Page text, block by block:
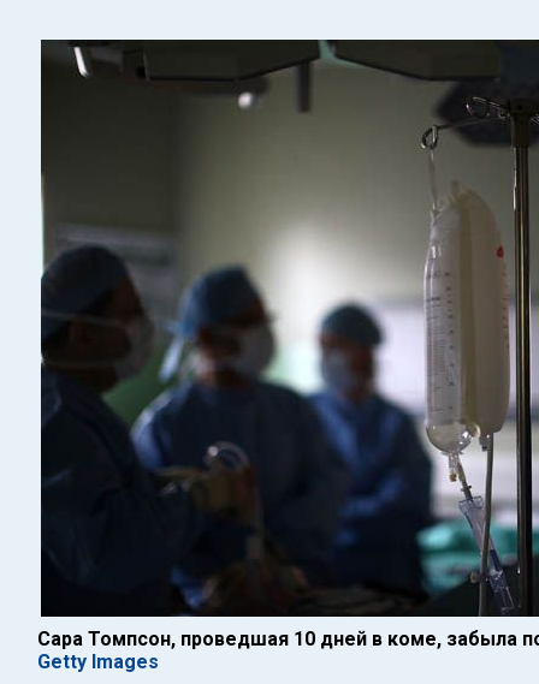
Сара Томпсон, проведшая 10 дней в коме, забыла
Getty Images